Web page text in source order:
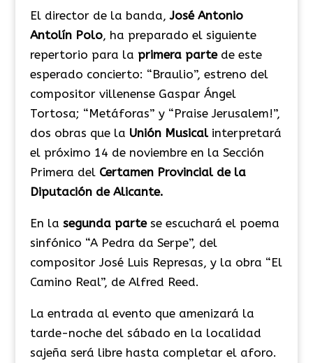
El director de la banda,José Antonio
Antolín Polo, ha preparado el siguiente
repertorio para la primera partede este
esperado concierto: “Braulio”, estreno del
compositor villenense Gaspar Ángel
Tortosa; “Metáforas” y “Praise Jerusalem!”,
dos obras que la Unión Musicalinterpretará
el próximo 14 de noviembre en la Sección
Primera del Certamen Provincial de la
Diputación de Alicante.
En la segunda partese escuchará el poema
sinfónico “A Pedra da Serpe”, del
compositor José Luis Represas, y la obra “El
Camino Real”, de Alfred Reed.
La entrada al evento que amenizará la
tarde-noche del sábado en la localidad
sajeña será libre hasta completar el aforo.